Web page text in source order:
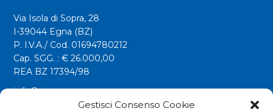
Gestisci Consenso Cookie
Via Isola di Sopra, 28
I-39044 Egna (BZ)
P. I.V.A./ Cod. 01694780212
Cap. SGG. : € 26.000,00
REA BZ 17394/98
info@riwega.com
riwega@legalmail.it